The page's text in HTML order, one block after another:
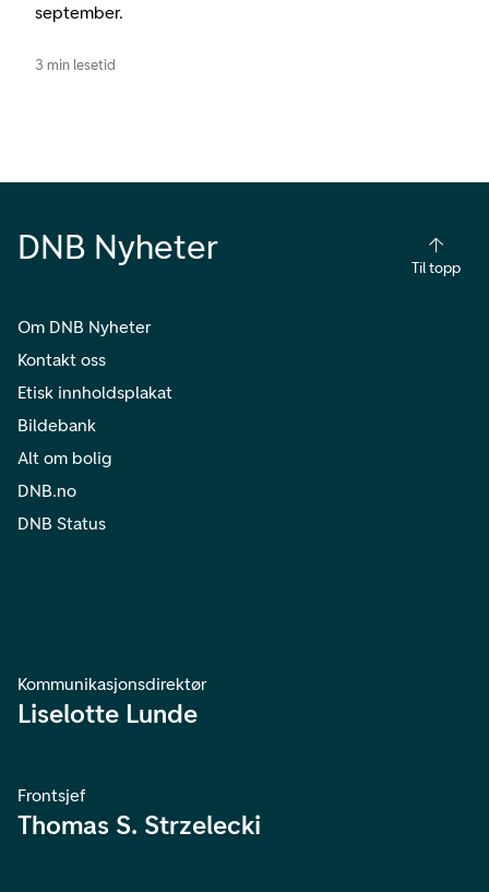
september.
3 min lesetid
DNB Nyheter
Til topp
Om DNB Nyheter
Kontakt oss
Etisk innholdsplakat
Bildebank
Alt om bolig
DNB.no
DNB Status
Kommunikasjonsdirektør
Liselotte Lunde
Frontsjef
Thomas S. Strzelecki